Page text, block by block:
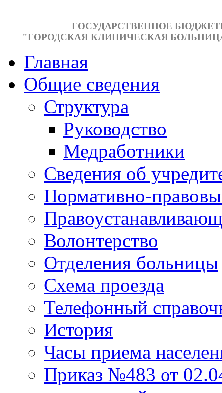
ГОСУДАРСТВЕННОЕ
"ГОРОДСКАЯ КЛИНИЧЕСКАЯ
Главная
Общие сведения
Структура
Руководство
Медработники
Сведения об
Нормативно-
Волонтерство
Отделения больницы
Схема проезда
Телефонный
История
Часы приема
Приказ №483 от